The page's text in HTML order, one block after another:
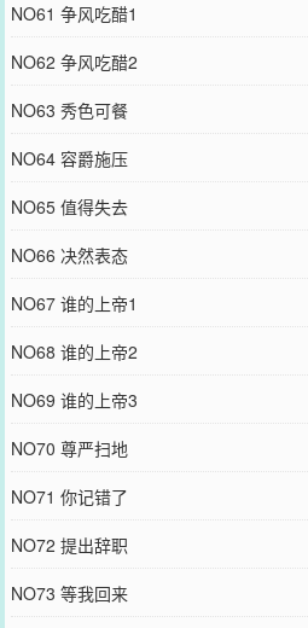
NO61 争风吃醋1
NO62 争风吃醋2
NO63 秀色可餐
NO64 容爵施压
NO65 值得失去
NO66 决然表态
NO67 谁的上帝1
NO68 谁的上帝2
NO69 谁的上帝3
NO70 尊严扫地
NO71 你记错了
NO72 提出辞职
NO73 等我回来